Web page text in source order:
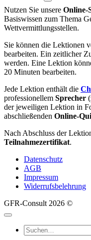
Nutzen Sie unsere Online-
Basiswissen zum Thema
Wettvermittlungsstellen.
Sie können die Lektionen
bearbeiten. Ein zeitlicher
werden. Eine Lektion
20 Minuten bearbeiten.
Jede Lektion enthält die
professionellem Sprecher
der jeweiligen Lektion in
abschließenden Online-
Nach Abschluss der
Teilnahmezertifikat.
Datenschutz
AGB
Impressum
Widerrufsbelehrung
GFR-Consult 2026 ©
Suche
nach: